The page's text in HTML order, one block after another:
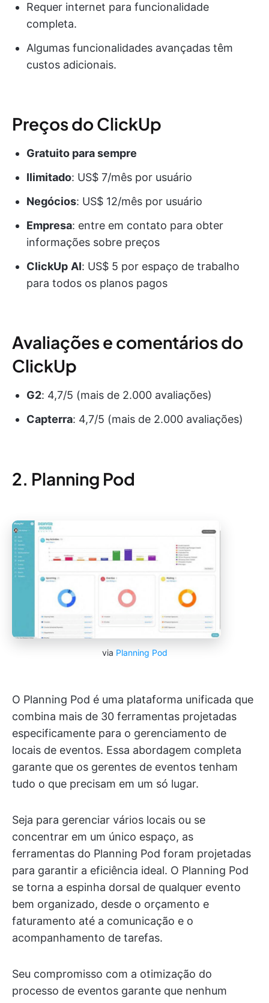
Requer internet para funcionalidade
completa.
Algumas funcionalidades avançadas têm
custos adicionais.
Preços do ClickUp
Gratuito para sempre
Ilimitado: US$ 7/mês por usuário
Negócios: US$ 12/mês por usuário
Empresa: entre em contato para obter
informações sobre preços
ClickUp AI: US$ 5 por espaço de trabalho
para todos os planos pagos
Avaliações e comentários do
ClickUp
G2: 4,7/5 (mais de 2.000 avaliações)
Capterra: 4,7/5 (mais de 2.000 avaliações)
2. Planning Pod
via Planning Pod
O Planning Pod é uma plataforma unificada que
combina mais de 30 ferramentas projetadas
especificamente para o gerenciamento de
locais de eventos. Essa abordagem completa
garante que os gerentes de eventos tenham
tudo o que precisam em um só lugar.
Seja para gerenciar vários locais ou se
concentrar em um único espaço, as
ferramentas do Planning Pod foram projetadas
para garantir a eficiência ideal. O Planning Pod
se torna a espinha dorsal de qualquer evento
bem organizado, desde o orçamento e
faturamento até a comunicação e o
acompanhamento de tarefas.
Seu compromisso com a otimização do
processo de eventos garante que nenhum